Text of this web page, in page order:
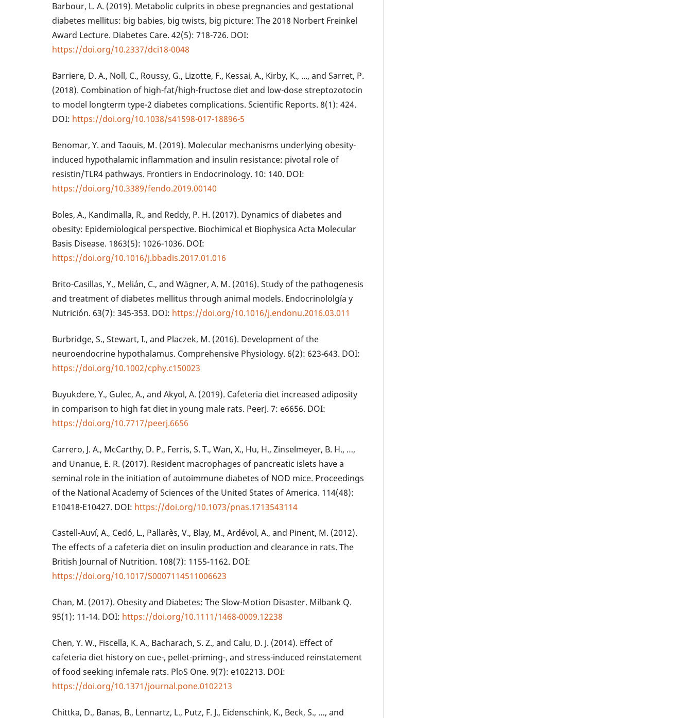
Barbour, L. A. (2019). Metabolic culprits in obese pregnancies and gestational
diabetes mellitus: big babies, big twists, big picture: The 2018 Norbert Freinkel
Award Lecture. Diabetes Care. 42(5): 718-726. DOI:
https://doi.org/10.2337/dci18-0048
Barriere, D. A., Noll, C., Roussy, G., Lizotte, F., Kessai, A., Kirby, K., ..., and Sarret, P.
(2018). Combination of high-fat/high-fructose diet and low-dose streptozotocin
to model longterm type-2 diabetes complications. Scientific Reports. 8(1): 424.
DOI: https://doi.org/10.1038/s41598-017-18896-5
Benomar, Y. and Taouis, M. (2019). Molecular mechanisms underlying obesity-
induced hypothalamic inflammation and insulin resistance: pivotal role of
resistin/TLR4 pathways. Frontiers in Endocrinology. 10: 140. DOI:
https://doi.org/10.3389/fendo.2019.00140
Boles, A., Kandimalla, R., and Reddy, P. H. (2017). Dynamics of diabetes and
obesity: Epidemiological perspective. Biochimical et Biophysica Acta Molecular
Basis Disease. 1863(5): 1026-1036. DOI:
https://doi.org/10.1016/j.bbadis.2017.01.016
Brito-Casillas, Y., Melián, C., and Wägner, A. M. (2016). Study of the pathogenesis
and treatment of diabetes mellitus through animal models. Endocrinololgía y
Nutrición. 63(7): 345-353. DOI: https://doi.org/10.1016/j.endonu.2016.03.011
Burbridge, S., Stewart, I., and Placzek, M. (2016). Development of the
neuroendocrine hypothalamus. Comprehensive Physiology. 6(2): 623-643. DOI:
https://doi.org/10.1002/cphy.c150023
Buyukdere, Y., Gulec, A., and Akyol, A. (2019). Cafeteria diet increased adiposity
in comparison to high fat diet in young male rats. PeerJ. 7: e6656. DOI:
https://doi.org/10.7717/peerj.6656
Carrero, J. A., McCarthy, D. P., Ferris, S. T., Wan, X., Hu, H., Zinselmeyer, B. H., …,
and Unanue, E. R. (2017). Resident macrophages of pancreatic islets have a
seminal role in the initiation of autoimmune diabetes of NOD mice. Proceedings
of the National Academy of Sciences of the United States of America. 114(48):
E10418-E10427. DOI: https://doi.org/10.1073/pnas.1713543114
Castell-Auví, A., Cedó, L., Pallarès, V., Blay, M., Ardévol, A., and Pinent, M. (2012).
The effects of a cafeteria diet on insulin production and clearance in rats. The
British Journal of Nutrition. 108(7): 1155-1162. DOI:
https://doi.org/10.1017/S0007114511006623
Chan, M. (2017). Obesity and Diabetes: The Slow-Motion Disaster. Milbank Q.
95(1): 11-14. DOI: https://doi.org/10.1111/1468-0009.12238
Chen, Y. W., Fiscella, K. A., Bacharach, S. Z., and Calu, D. J. (2014). Effect of
cafeteria diet history on cue-, pellet-priming-, and stress-induced reinstatement
of food seeking infemale rats. PloS One. 9(7): e102213. DOI:
https://doi.org/10.1371/journal.pone.0102213
Chittka, D., Banas, B., Lennartz, L., Putz, F. J., Eidenschink, K., Beck, S., …, and